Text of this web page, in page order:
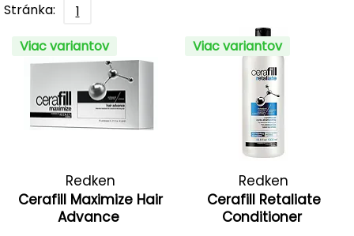
Stránka:
1
Viac variantov
Redken
Cerafill Maximize Hair
Advance
Viac variantov
Redken
Cerafill Retaliate
Conditioner